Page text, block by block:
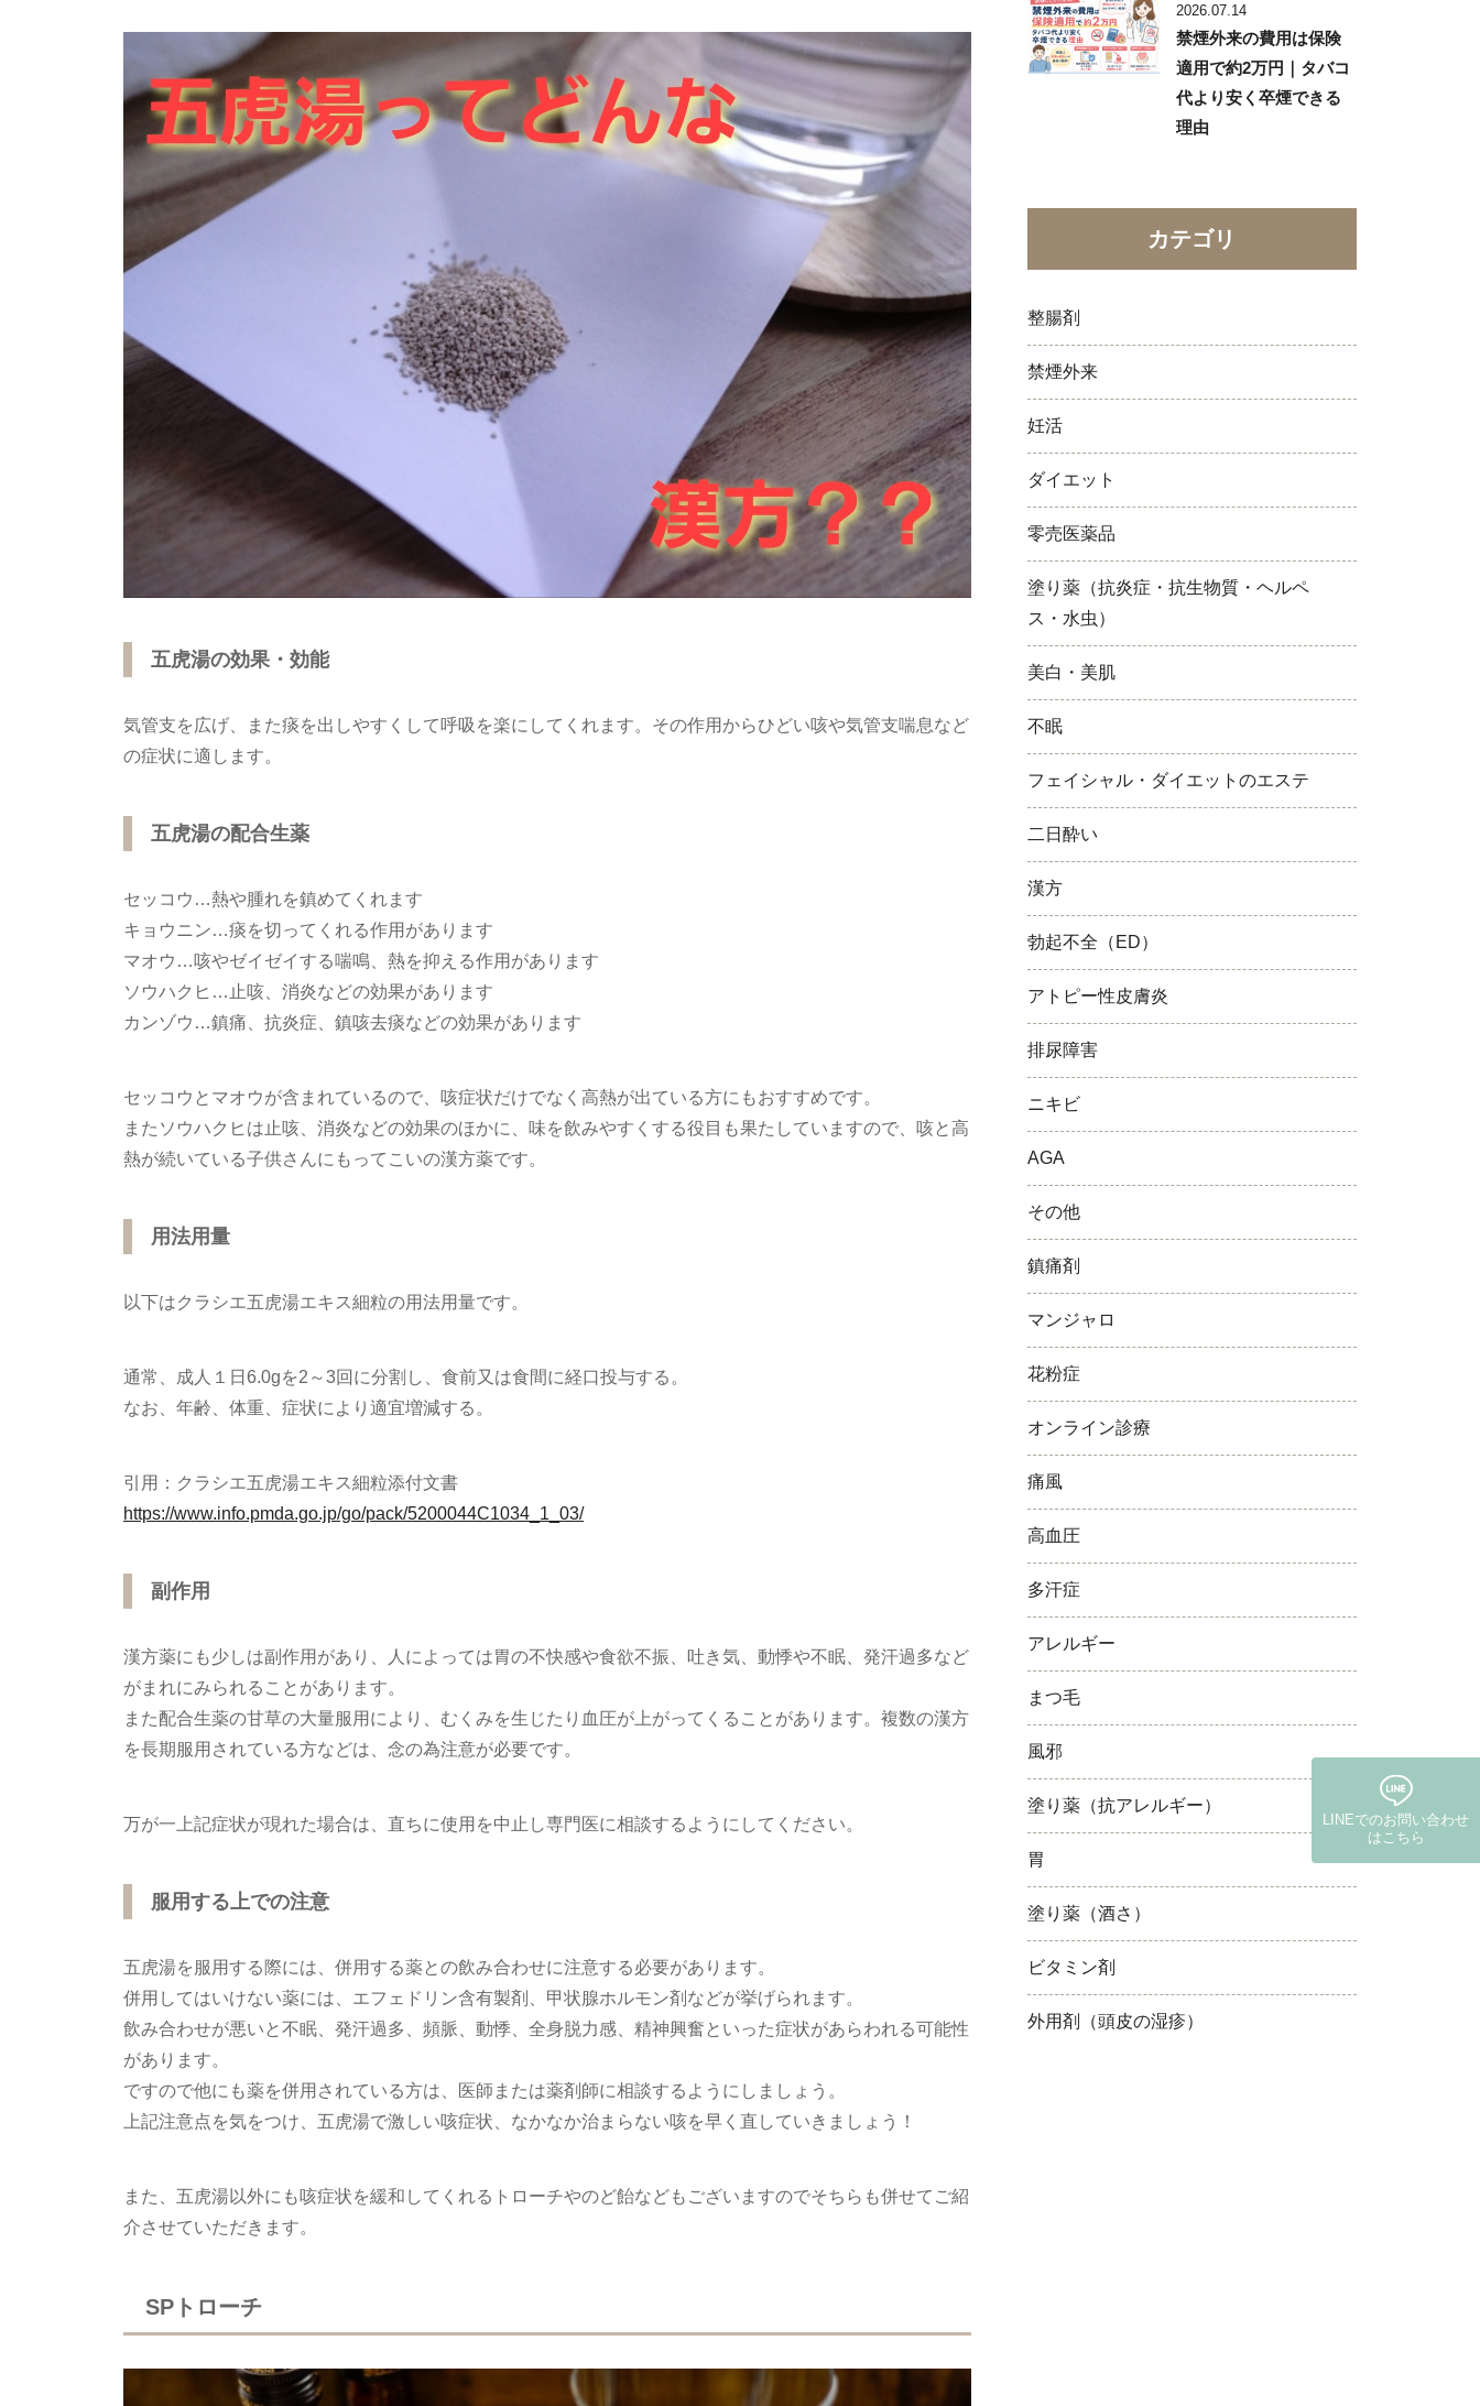
五虎湯の効果・効能
気管支を広げ、また痰を出しやすくして呼吸を楽にしてくれます。その作用からひどい咳や気管支喘息など
の症状に適します。
五虎湯の配合生薬
セッコウ…熱や腫れを鎮めてくれます
キョウニン…痰を切ってくれる作用があります
マオウ…咳やゼイゼイする喘鳴、熱を抑える作用があります
ソウハクヒ…止咳、消炎などの効果があります
カンゾウ…鎮痛、抗炎症、鎮咳去痰などの効果があります
セッコウとマオウが含まれているので、咳症状だけでなく高熱が出ている方にもおすすめです。
またソウハクヒは止咳、消炎などの効果のほかに、味を飲みやすくする役目も果たしていますので、咳と高
熱が続いている子供さんにもってこいの漢方薬です。
用法用量
以下はクラシエ五虎湯エキス細粒の用法用量です。
通常、成人１日6.0gを2～3回に分割し、食前又は食間に経口投与する。
なお、年齢、体重、症状により適宜増減する。
引用：クラシエ五虎湯エキス細粒添付文書
https://www.info.pmda.go.jp/go/pack/5200044C1034_1_03/
副作用
漢方薬にも少しは副作用があり、人によっては胃の不快感や食欲不振、吐き気、動悸や不眠、発汗過多など
がまれにみられることがあります。
また配合生薬の甘草の大量服用により、むくみを生じたり血圧が上がってくることがあります。複数の漢方
を長期服用されている方などは、念の為注意が必要です。
万が一上記症状が現れた場合は、直ちに使用を中止し専門医に相談するようにしてください。
服用する上での注意
五虎湯を服用する際には、併用する薬との飲み合わせに注意する必要があります。
併用してはいけない薬には、エフェドリン含有製剤、甲状腺ホルモン剤などが挙げられます。
飲み合わせが悪いと不眠、発汗過多、頻脈、動悸、全身脱力感、精神興奮といった症状があらわれる可能性
があります。
ですので他にも薬を併用されている方は、医師または薬剤師に相談するようにしましょう。
上記注意点を気をつけ、五虎湯で激しい咳症状、なかなか治まらない咳を早く直していきましょう！
また、五虎湯以外にも咳症状を緩和してくれるトローチやのど飴などもございますのでそちらも併せてご紹
介させていただきます。
SPトローチ
2026.07.14
禁煙外来の費用は保険
適用で約2万円｜タバコ
代より安く卒煙できる
理由
カテゴリ
整腸剤
禁煙外来
妊活
ダイエット
零売医薬品
塗り薬（抗炎症・抗生物質・ヘルペ
ス・水虫）
美白・美肌
不眠
フェイシャル・ダイエットのエステ
二日酔い
漢方
勃起不全（ED）
アトピー性皮膚炎
排尿障害
ニキビ
AGA
その他
鎮痛剤
マンジャロ
花粉症
オンライン診療
痛風
高血圧
多汗症
アレルギー
まつ毛
風邪
塗り薬（抗アレルギー）
胃
塗り薬（酒さ）
ビタミン剤
外用剤（頭皮の湿疹）
LINEでのお問い合わせ
はこちら